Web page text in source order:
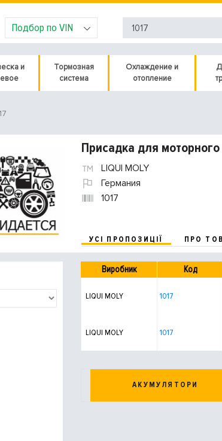
Подбор по VIN
и
Тормозная
система
Охлаждение и
отопление
Присадка для моторного
LIQUI MOLY
Германия
1017
УСІ ПРОПОЗИЦІЇ ПРО
Виробник Код
LIQUI MOLY 1017
LIQUI MOLY 1017
АКУМУЛЯТОРИ